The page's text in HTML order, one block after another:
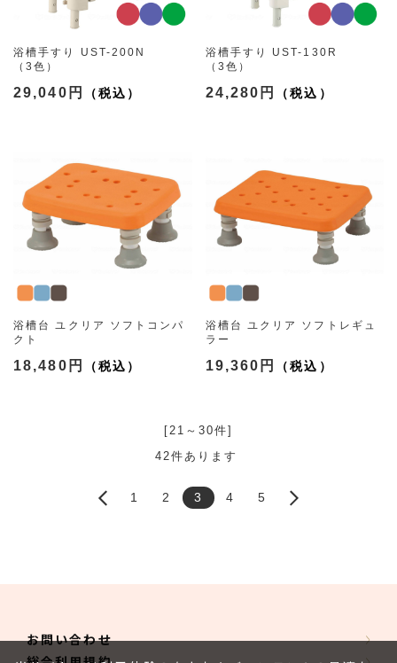
浴槽手すり UST-200N
（3色）
29,040円
浴槽手すり UST-130R
（3色）
24,280円
浴槽台 ユクリア ソフトコンパ
クト
18,480円
浴槽台 ユクリア ソフトレギュ
ラー
19,360円
[21～30件]
42件あります
1 2 3 4 5
お問い合わせ